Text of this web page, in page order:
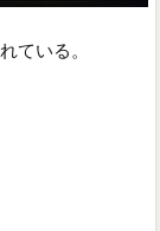
ている。